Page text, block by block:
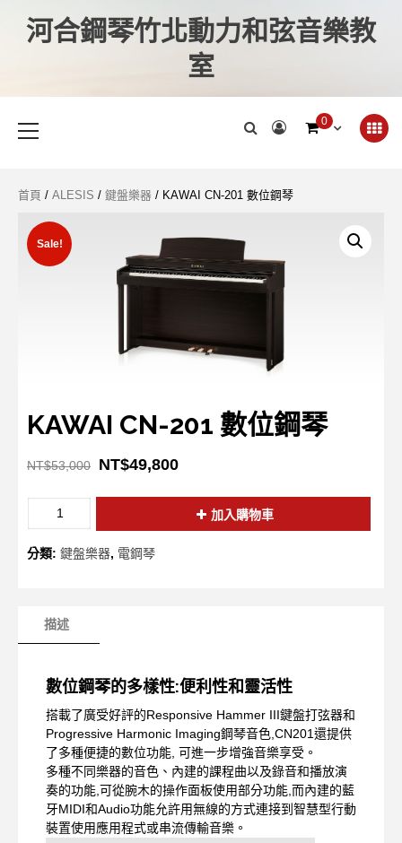
河合鋼琴竹北動力和弦音樂教
室
0
首頁 / ALESIS / 鍵盤樂器 / KAWAI CN-201 數位鋼琴
Sale!
KAWAI CN-201 數位鋼琴
NT$53,000 NT$49,800
加入購物車
分類: 鍵盤樂器, 電鋼琴
描述
數位鋼琴的多樣性:便利性和靈活性
搭載了廣受好評的Responsive Hammer III鍵盤打弦器和
Progressive Harmonic Imaging鋼琴音色,CN201還提供
了多種便捷的數位功能, 可進一步增強音樂享受。
多種不同樂器的音色、內建的課程曲以及錄音和播放演
奏的功能,可從腕木的操作面板使用部分功能,而內建的藍
牙MIDI和Audio功能允許用無線的方式連接到智慧型行動
裝置使用應用程式或串流傳輸音樂。